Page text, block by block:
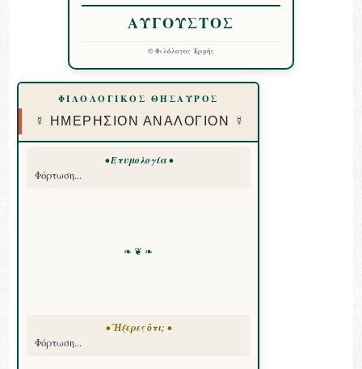
ΑΥΓΟΥΣΤΟΣ
© Φιλόλογος Ἑρμῆς
ΦΙΛΟΛΟΓΙΚΟΣ ΘΗΣΑΥΡΟΣ
☿ ΗΜΕΡΗΣΙΟΝ ΑΝΑΛΟΓΙΟΝ ☿
• Ετυμολογία •
Φόρτωση...
❧ ❦ ❧
• Ἤξερες ὅτι; •
Φόρτωση...